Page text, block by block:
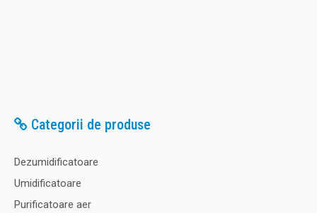
Categorii de produse
Dezumidificatoare
Umidificatoare
Purificatoare aer